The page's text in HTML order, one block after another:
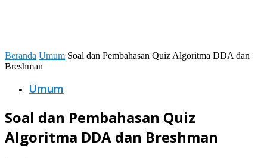
Beranda Umum Soal dan Pembahasan Quiz Algoritma DDA dan
Breshman
Umum
Soal dan Pembahasan Quiz
Algoritma DDA dan Breshman